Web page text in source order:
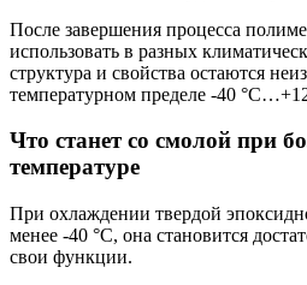
После завершения процесса
использовать в разных
структура и свойства остаются
температурном пределе -40
Что станет со смолой при
температуре
При охлаждении твердой
менее -40 °C, она становится
свои функции.